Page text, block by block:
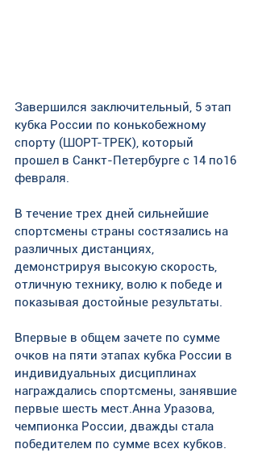
Завершился заключительный, 5 этап
кубка России по конькобежному
спорту (ШОРТ-ТРЕК), который
прошел в Санкт-Петербурге с 14 по16
февраля.
В течение трех дней сильнейшие
спортсмены страны состязались на
различных дистанциях,
демонстрируя высокую скорость,
отличную технику, волю к победе и
показывая достойные результаты.
Впервые в общем зачете по сумме
очков на пяти этапах кубка России в
индивидуальных дисциплинах
награждались спортсмены, занявшие
первые шесть мест.Анна Уразова,
чемпионка России, дважды стала
победителем по сумме всех кубков.